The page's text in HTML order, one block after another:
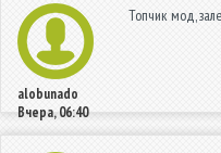
alobunado
Вчера, 06:40
Топчик мод,